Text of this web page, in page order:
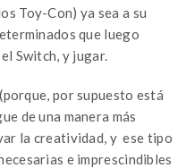
Toy-Con) ya sea a su
que luego
Switch, y jugar.
por supuesto está
de una manera más
la creatividad, y ese tipo
e imprescindibles